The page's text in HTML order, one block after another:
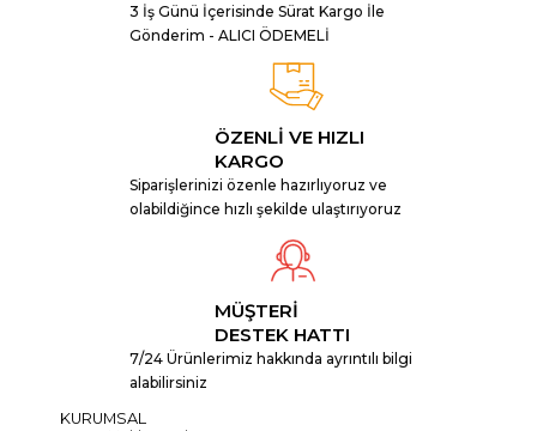
3 İş Günü İçerisinde Sürat Kargo İle
Gönderim - ALICI ÖDEMELİ
ÖZENLİ VE HIZLI
KARGO
Siparişlerinizi özenle hazırlıyoruz ve
olabildiğince hızlı şekilde ulaştırıyoruz
MÜŞTERİ
DESTEK HATTI
7/24 Ürünlerimiz hakkında ayrıntılı bilgi
alabilirsiniz
KURUMSAL